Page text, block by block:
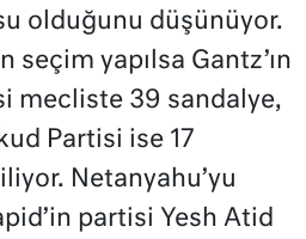
olduğunu düşünüyor.
yapılsa Gantz’ın
mecliste 39 sandalye,
Partisi ise 17
Netanyahu’yu
partisi Yesh Atid